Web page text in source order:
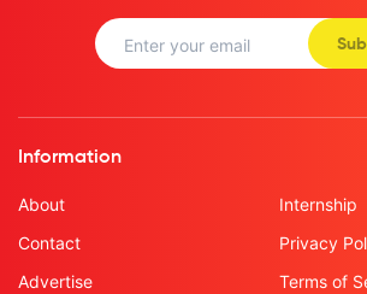
Information
About
Contact
Advertise
Internship
Privacy
Terms of